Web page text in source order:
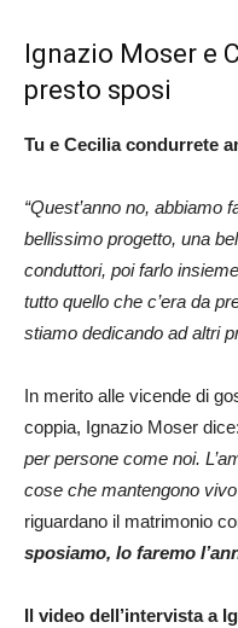
Ignazio Moser e
presto sposi
Tu e Cecilia condurrete
“Quest’anno no, abbiamo
bellissimo progetto, una
conduttori, poi farlo
tutto quello che c’era da
stiamo dedicando ad altri
In merito alle vicende di
coppia, Ignazio Moser dice:
per persone come noi.
cose che mantengono vivo
riguardano il matrimonio
sposiamo, lo faremo
Il video dell’intervista a